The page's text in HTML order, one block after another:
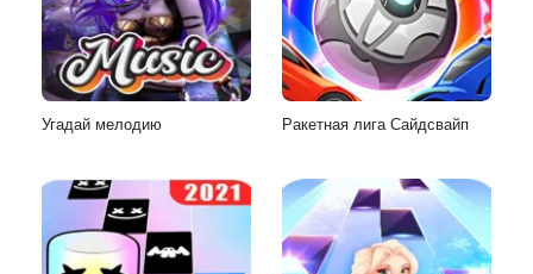
Угадай мелодию Ракетная лига Сайдсвайп